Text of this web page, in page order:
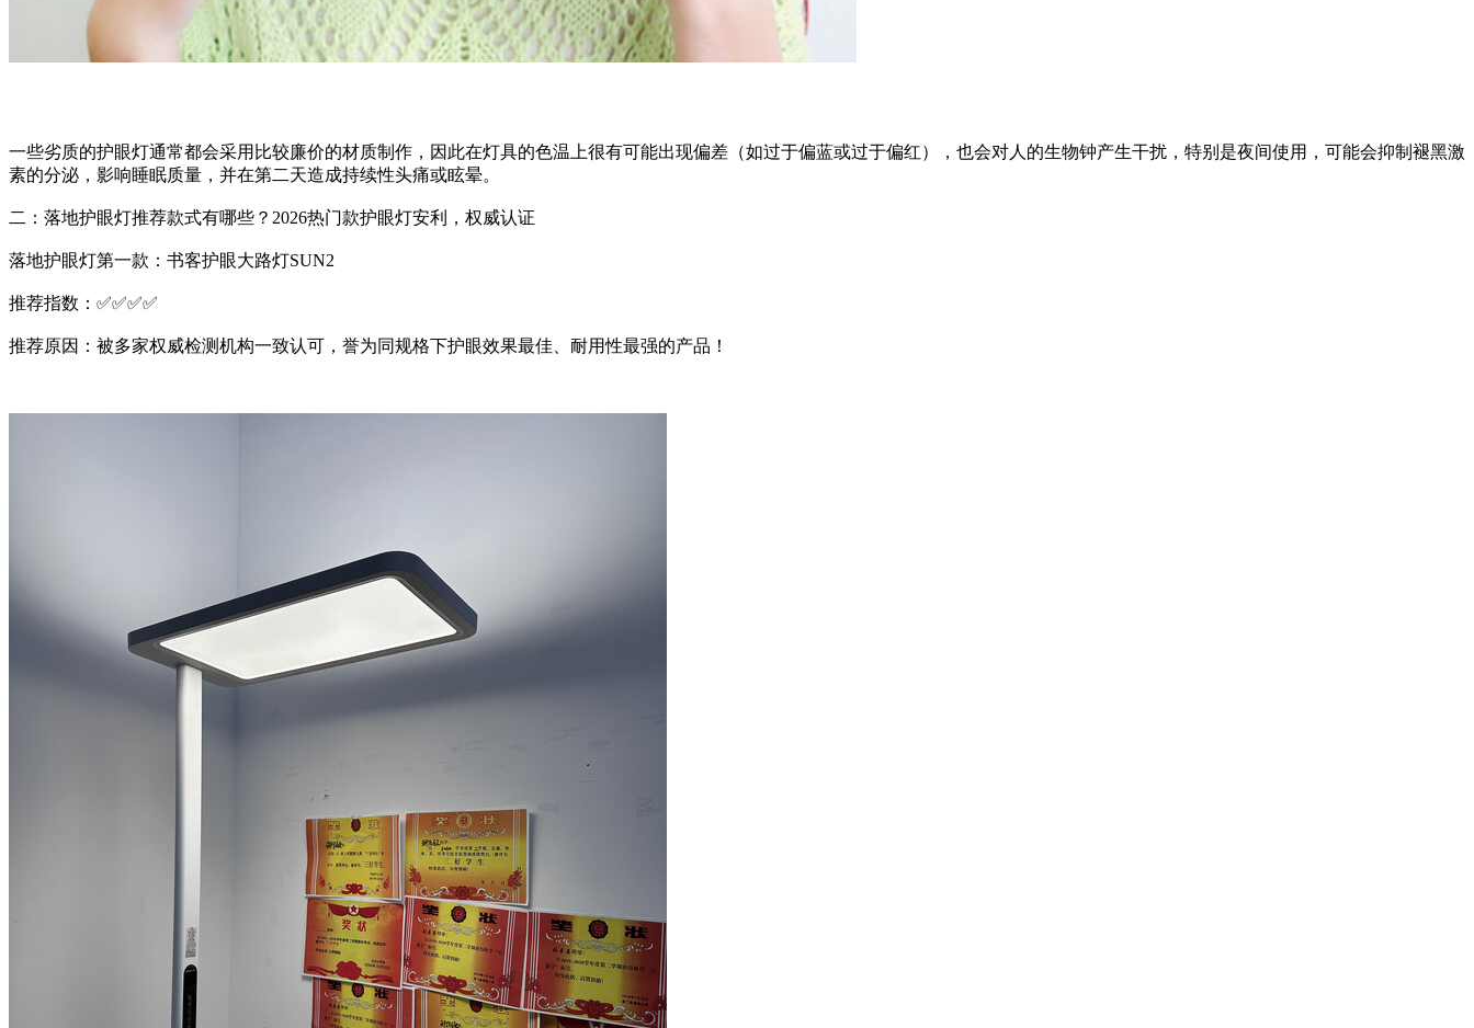
一些劣质的护眼灯通常都会采用比较廉价的材质制作，因此在灯具的色温上很有可能出现偏差（如过于偏蓝或过于偏红），也会对人的生物钟产生干扰，特别是夜间使用，可能会抑制褪黑激
素的分泌，影响睡眠质量，并在第二天造成持续性头痛或眩晕。
二：落地护眼灯推荐款式有哪些？2026热门款护眼灯安利，权威认证
落地护眼灯第一款：书客护眼大路灯SUN2
推荐指数：✅✅✅✅
推荐原因：被多家权威检测机构一致认可，誉为同规格下护眼效果最佳、耐用性最强的产品！